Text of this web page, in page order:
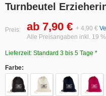
Turnbeutel
Preis: ab 7,90 € + 4,90 €
Alle Preisangaben inkl. 19 %
Lieferzeit: Standard 3 bis 5 Tage *
Farbe: